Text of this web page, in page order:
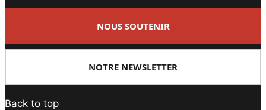
NOUS SOUTENIR
NOTRE NEWSLETTER
Back to top